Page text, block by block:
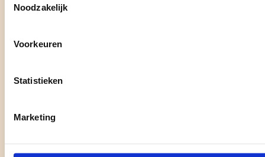
Noodzakelijk
Voorkeuren
Statistieken
Marketing
huren voor kantoor?
huurcontract inbegrepen?
machine aan?
(cappuccino, latte) maken?